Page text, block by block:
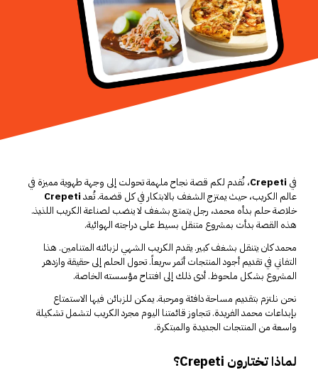
في Crepeti، نُقدم لكم قصة نجاح ملهمة تحولت إلى وجهة طهوية مميزة في
عالم الكريب، حيث يمتزج الشغف بالابتكار في كل قضمة. تُعدCrepeti
خلاصة حلم بدأه محمد، رجل يتمتع بشغف لا ينضب لصناعة الكريب اللذيذ.
هذه القصة بدأت بمشروع متنقل بسيط على دراجته الهوائية.
محمد كان يتنقل بشغف كبير. يقدم الكريب الشهي لزبائنه المتنامين. هذا
التفاني في تقديم أجود المنتجات أثمر سريعاً. تحول الحلم إلى حقيقة وازدهر
المشروع بشكل ملحوظ. أدى ذلك إلى افتتاح مؤسسته الخاصة.
نحن نلتزم بتقديم مساحة دافئة ومرحبة. يمكن للزبائن فيها الاستمتاع
بإبداعات محمد الفريدة. تتجاوز قائمتنا اليوم مجرد الكريب لتشمل تشكيلة
واسعة من المنتجات الجديدة والمبتكرة.
لماذا تختارون Crepeti؟